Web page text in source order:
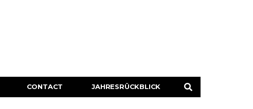
CONTACT JAHRESRÜCKBLICK